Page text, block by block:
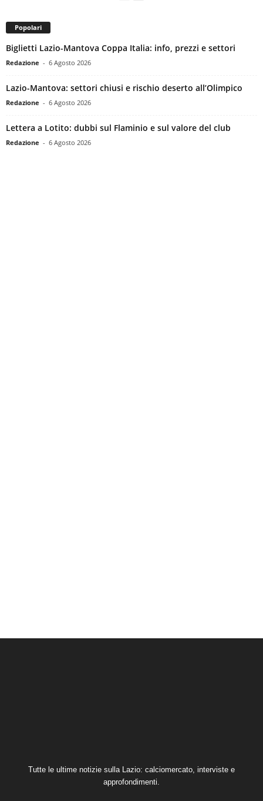
Popolari
Biglietti Lazio-Mantova Coppa Italia: info, prezzi e settori
Redazione - 6 Agosto 2026
Lazio-Mantova: settori chiusi e rischio deserto all’Olimpico
Redazione - 6 Agosto 2026
Lettera a Lotito: dubbi sul Flaminio e sul valore del club
Redazione - 6 Agosto 2026
Tutte le ultime notizie sulla Lazio: calciomercato, interviste e
approfondimenti.